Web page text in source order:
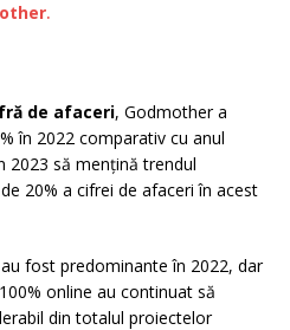
.
de afaceri, Godmother a
în 2022 comparativ cu anul
2023 să mențină trendul
20% a cifrei de afaceri în acest
fost predominante în 2022, dar
online au continuat să
din totalul proiectelor